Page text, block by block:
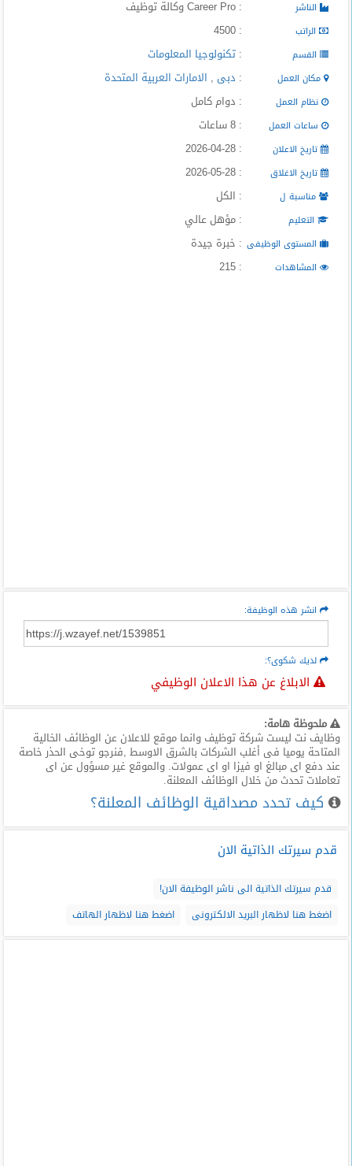
الناشر : Career Pro وكالة توظيف
الراتب : 4500
القسم : تكنولوجيا المعلومات
مكان العمل : دبى , الامارات العربية المتحدة
نظام العمل : دوام كامل
ساعات العمل : 8 ساعات
تاريخ الاعلان : 2026-04-28
تاريخ الاغلاق : 2026-05-28
مناسبة ل : الكل
التعليم : مؤهل عالي
المستوى الوظيفى : خبرة جيدة
المشاهدات : 215
انشر هذه الوظيفة:
لديك شكوى؟:
الابلاغ عن هذا الاعلان الوظيفي
ملحوظة هامة:
وظايف نت ليست شركة توظيف وانما موقع للاعلان عن الوظائف الخالية
المتاحة يوميا فى أغلب الشركات بالشرق الاوسط ,فنرجو توخى الحذر خاصة
عند دفع اى مبالغ او فيزا او اى عمولات. والموقع غير مسؤول عن اى
تعاملات تحدث من خلال الوظائف المعلنة.
كيف تحدد مصداقية الوظائف المعلنة؟
قدم سيرتك الذاتية الان
قدم سيرتك الذاتية الى ناشر الوظيفة الان!
اضغط هنا لاظهار البريد الالكترونى
اضغط هنا لاظهار الهاتف